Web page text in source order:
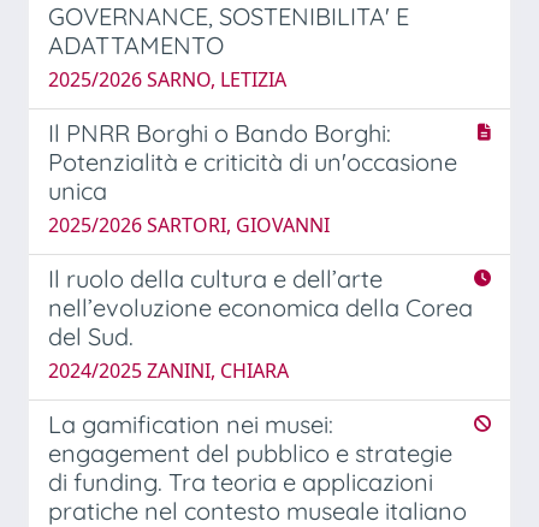
GOVERNANCE, SOSTENIBILITA' E
ADATTAMENTO
2025/2026 SARNO, LETIZIA
Il PNRR Borghi o Bando Borghi:
Potenzialità e criticità di un'occasione
unica
2025/2026 SARTORI, GIOVANNI
Il ruolo della cultura e dell’arte
nell’evoluzione economica della Corea
del Sud.
2024/2025 ZANINI, CHIARA
La gamification nei musei:
engagement del pubblico e strategie
di funding. Tra teoria e applicazioni
pratiche nel contesto museale italiano